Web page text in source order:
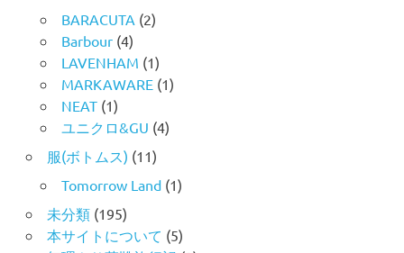
BARACUTA (2)
Barbour(4)
LAVENHAM (1)
MARKAWARE(1)
NEAT(1)
ユニクロ&GU (4)
服(ボトムス) (11)
Tomorrow Land(1)
未分類(195)
本サイトについて (5)